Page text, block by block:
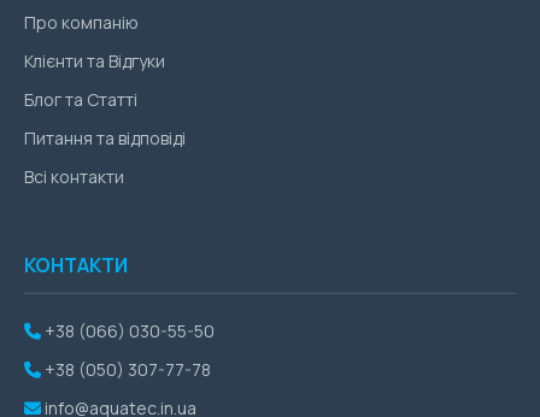
Про компанію
Клієнти та Відгуки
Блог та Статті
Питання та відповіді
Всі контакти
КОНТАКТИ
+38 (066) 030-55-50
+38 (050) 307-77-78
info@aquatec.in.ua